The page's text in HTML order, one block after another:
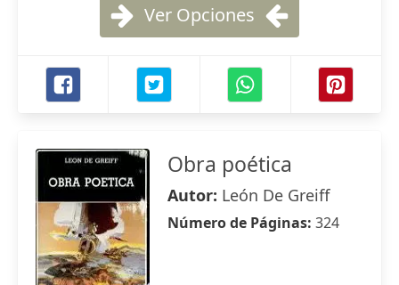
Ver Opciones
Obra poética
Autor: León De Greiff
Número de Páginas: 324